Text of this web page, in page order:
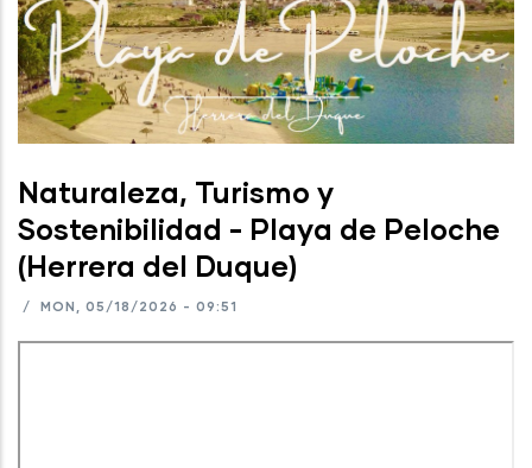
Naturaleza, Turismo y
Sostenibilidad - Playa de Peloche
(Herrera del Duque)
/ MON, 05/18/2026 - 09:51